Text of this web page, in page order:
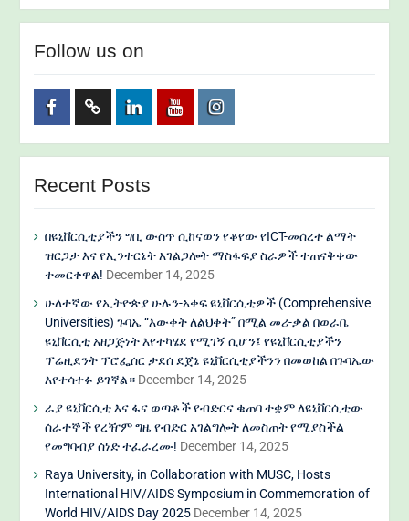
Follow us on
Recent Posts
በዩኒቨርሲቲያችን ግቢ ውስጥ ሲከናወን የቆየው የICT-መሰረተ ልማት
ዝርጋታ እና የኢንተርኔት አገልጋሎት ማስፋፍያ ስራዎች ተጠናቅቀው
ተመርቀዋል! December 14, 2025
ሁለተኛው የኢትዮጵያ ሁሉን-አቀፍ ዩኒቨርሲቲዎች (Comprehensive
Universities) ጉባኤ “እውቀት ለልህቀት” በሚል መሪ-ቃል በወራቤ
ዩኒቨርሲቲ አዘጋጅነት እየተካሄደ የሚገኝ ሲሆን፤ የዩኒቨርሲቲያችን
ፕሬዚደንት ፕሮፌሰር ታደሰ ደጀኔ ዩኒቨርሲቲያችንን በመወከል በጉባኤው
እየተሳተፉ ይገኛል። December 14, 2025
ራያ ዩኒቨርሲቲ እና ፋና ወጣቶች የብድርና ቁጠባ ተቋም ለዩኒቨርሲቲው
ሰራተኞች የረዥም ግዜ የብድር አገልግሎት ለመስጠት የሚያስችል
የመግባብያ ሰነድ ተፈራረሙ! December 14, 2025
Raya University, in Collaboration with MUSC, Hosts
International HIV/AIDS Symposium in Commemoration of
World HIV/AIDS Day 2025 December 14, 2025